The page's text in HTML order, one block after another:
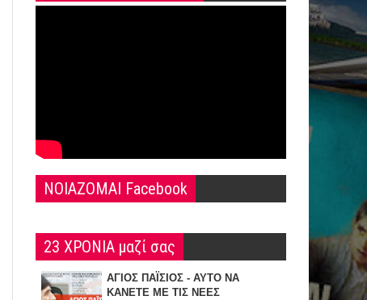
NOIAZOMAI Facebook
23 ΧΡΟΝΙΑ μαζί σας
ΑΓΙΟΣ ΠΑΪΣΙΟΣ - ΑΥΤΟ ΝΑ
ΚΑΝΕΤΕ ΜΕ ΤΙΣ ΝΕΕΣ